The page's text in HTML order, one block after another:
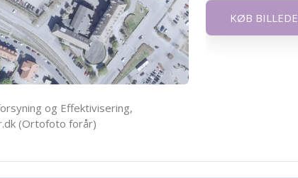
og Effektivisering,
(Ortofoto forår)
KØB BILLEDE